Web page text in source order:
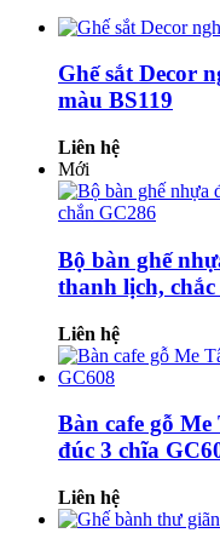
Ghế sắt Decor
màu BS119
Liên hệ
Mới
Bộ bàn ghế
thanh lịch,
Liên hệ
Bàn cafe gỗ
đúc 3 chĩa
Liên hệ